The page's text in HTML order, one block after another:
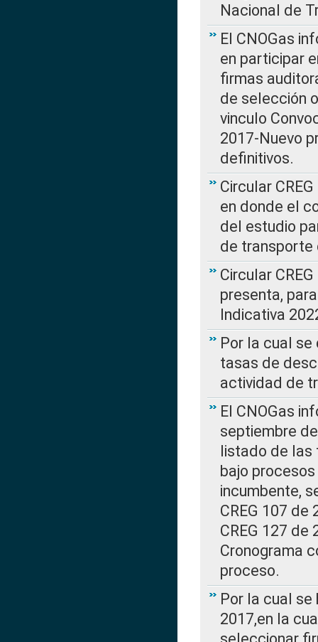
Nacional de
El CNOGas
en participar
firmas
de selección
vinculo
2017-Nuevo
definitivos.
Circular
en donde el
del estudio
de transporte
Circular
presenta,
Indicativa
Por la cual
tasas de
actividad de
El CNOGas
septiembre
listado de las
bajo
incumbente,
CREG 107
CREG 127 de
Cronograma
proceso.
Por la cual se
2017,en la